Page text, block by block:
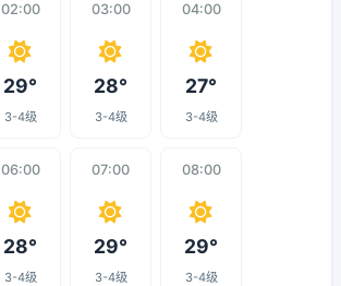
02:00
29°
3-4级
03:00
28°
3-4级
04:00
27°
3-4级
06:00
28°
3-4级
07:00
29°
3-4级
08:00
29°
3-4级